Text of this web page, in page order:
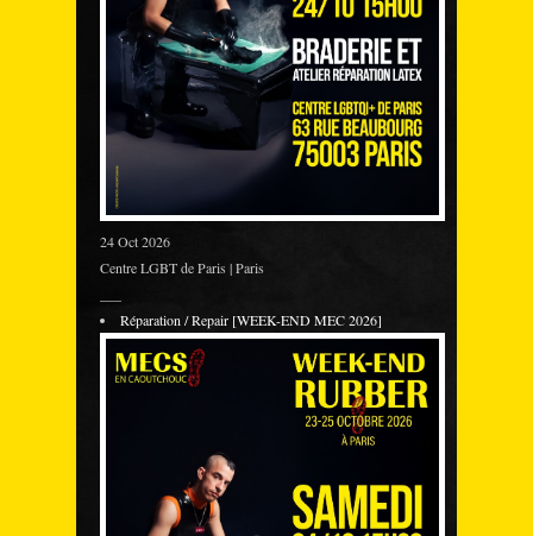
24 Oct 2026
Centre LGBT de Paris | Paris
Réparation / Repair [WEEK-END MEC 2026]